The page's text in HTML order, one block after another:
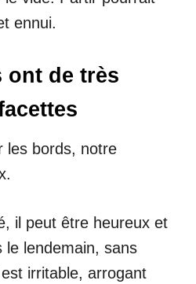
ennui.
ont de très
les bords, notre
il peut être heureux et
le lendemain, sans
irritable, arrogant